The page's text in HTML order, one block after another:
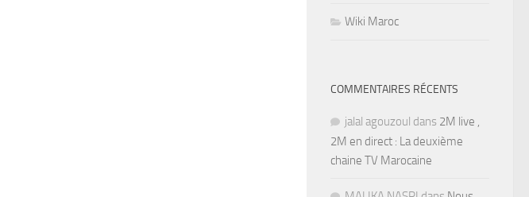
Wiki Maroc
COMMENTAIRES RÉCENTS
jalal agouzoul dans 2M live ,
2M en direct : La deuxième
chaine TV Marocaine